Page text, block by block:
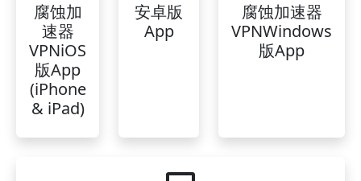
腐蚀加
速器
VPNiOS
版App
(iPhone
& iPad)
安卓版
App
腐蚀加速器
VPNWindows
版App